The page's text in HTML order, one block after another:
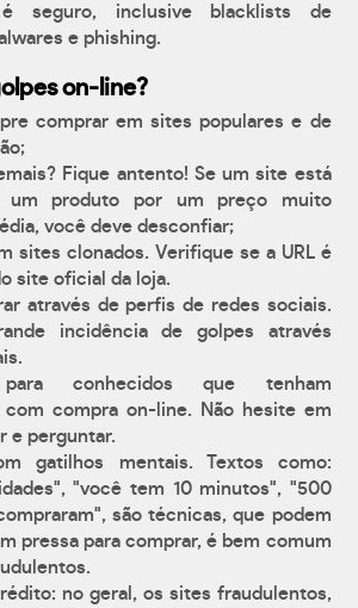
seguro, inclusive blacklists de
e phishing.
on-line?
comprar em sites populares e de
Fique antento! Se um site está
um produto por um preço muito
você deve desconfiar;
sites clonados. Verifique se a URL é
site oficial da loja.
através de perfis de redes sociais.
incidência de golpes através
para conhecidos que tenham
com compra on-line. Não hesite em
e perguntar.
gatilhos mentais. Textos como:
"você tem 10 minutos", "500
são técnicas, que podem
pressa para comprar, é bem comum
no geral, os sites fraudulentos,